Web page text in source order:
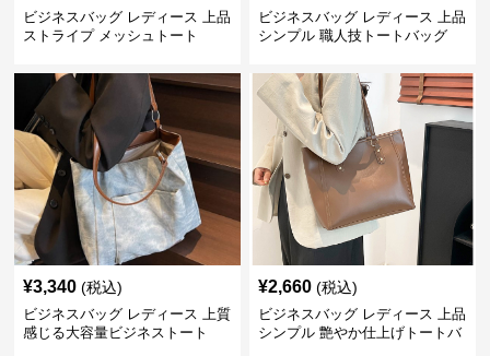
ビジネスバッグ レディース 上品
ストライプ メッシュトート
ビジネスバッグ レディース 上品
シンプル 職人技トートバッグ
¥3,340 (税込)
ビジネスバッグ レディース 上質
感じる大容量ビジネストート
¥2,660 (税込)
ビジネスバッグ レディース 上品
シンプル 艶やか仕上げトートバ